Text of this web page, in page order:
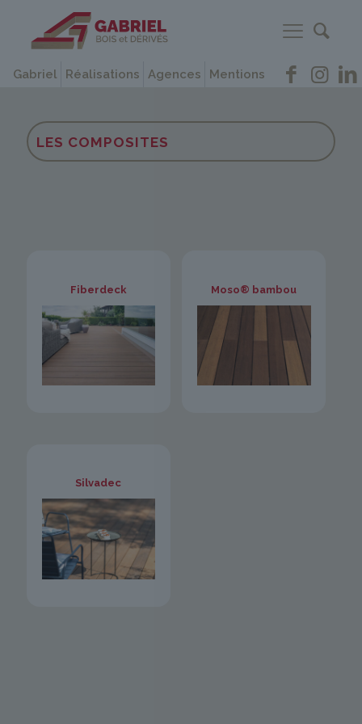
Gabriel Réalisations Agences Mentions
LES COMPOSITES
Fiberdeck Moso® bambou
Silvadec